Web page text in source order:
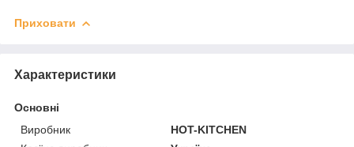
Приховати
Характеристики
Основні
Виробник
HOT-KITCHEN